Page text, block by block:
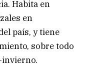
Habita en
en
país, y tiene
sobre todo
invierno.